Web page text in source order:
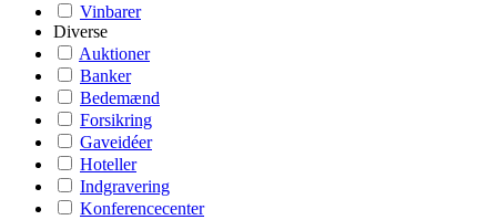
Vinbarer
Diverse
Auktioner
Banker
Bedemænd
Forsikring
Gaveidéer
Hoteller
Indgravering
Konferencecenter